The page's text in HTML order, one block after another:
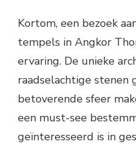
Kortom, een bezoek
tempels in Angkor
ervaring. De unieke
raadselachtige stenen
betoverende sfeer
een must-see
geïnteresseerd is in